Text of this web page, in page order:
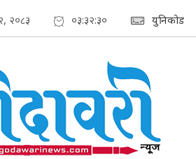
२०८३ ०३:३२:३१ युनिकोड